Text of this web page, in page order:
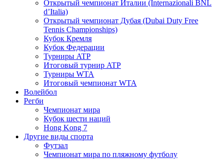
Открытый чемпионат Италии (Internazionali BNL
d’Italia)
Открытый чемпионат Дубая (Dubai Duty Free
Tennis Championships)
Кубок Кремля
Кубок Федерации
Турниры ATP
Итоговый турнир ATP
Турниры WTA
Итоговый чемпионат WTA
Волейбол
Регби
Чемпионат мира
Кубок шести наций
Hong Kong 7
Другие виды спорта
Футзал
Чемпионат мира по пляжному футболу